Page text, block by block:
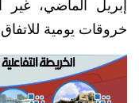
إبريل الماضي،
خروقات يومية